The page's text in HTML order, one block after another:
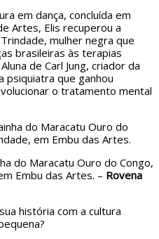
em dança, concluída em
Artes, Elis recuperou a
mulher negra que
brasileiras às terapias
de Carl Jung, criador da
psiquiatra que ganhou
o tratamento mental
do Maracatu Ouro do Congo,
Embu das Artes. – Rovena
história com a cultura